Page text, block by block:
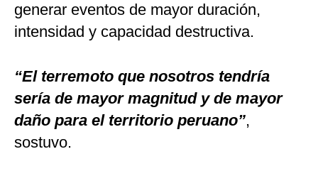
generar eventos de mayor duración,
intensidad y capacidad destructiva.
“El terremoto que nosotros tendría
sería de mayor magnitud y de mayor
daño para el territorio peruano”,
sostuvo.